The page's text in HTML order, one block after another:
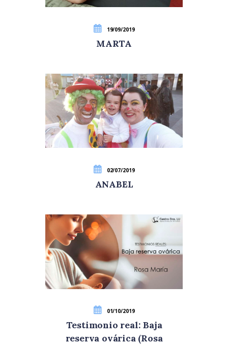
19/09/2019
MARTA
02/07/2019
ANABEL
01/10/2019
Testimonio real: Baja
reserva ovárica (Rosa